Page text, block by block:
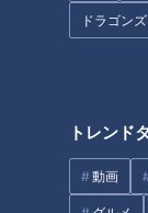
ドラゴンズ
トレンド
動画
淡口しょうゆ 小
作り方
1 豆腐はふきん